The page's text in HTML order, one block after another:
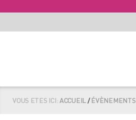
VOUS ETES ICI:ACCUEIL/ÉVÈNEMENTS